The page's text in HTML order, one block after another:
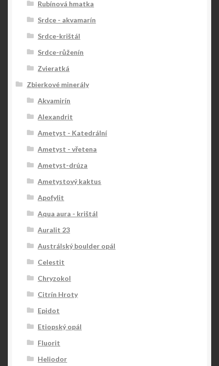
Rubínová hmatka
Srdce - akvamarín
Srdce-krištál
Srdce-růženín
Zvieratká
Zbierkové minerály
Akvamirín
Alexandrit
Ametyst - Katedrální
Ametyst - vřetena
Ametyst-drúza
Ametystový kaktus
Apofylit
Aqua aura - krištál
Auralit 23
Austrálský boulder opál
Celestit
Chryzokol
Citrín Hroty
Epidot
Etiopský opál
Fluorit
Heliodor